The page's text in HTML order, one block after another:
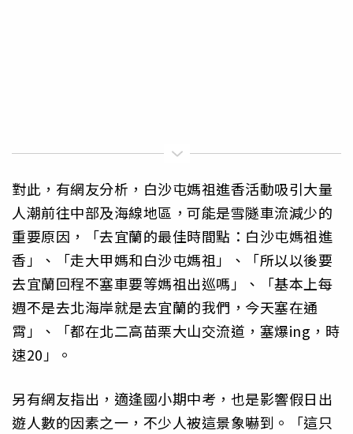
對此，有網友分析，白沙屯媽祖進香活動吸引大量
人潮前往中部及海線地區，可能是雪隧車流減少的
重要原因，「去宜蘭的最佳時間點：白沙屯媽祖進
香」、「走大甲媽和白沙屯媽祖」、「所以以後要
去宜蘭回程不塞車要等媽祖出巡嗎」、「基本上每
週不是去北海岸就是去宜蘭的我們，今天塞在通
霄」、「都在北二高苗栗大山交流道，塞爆ing，時
速20」。
另有網友指出，適逢國小期中考，也是影響假日出
遊人數的因素之一，不少人被這景象嚇到。「這只